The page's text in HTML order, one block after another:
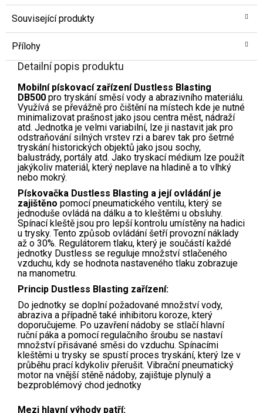
Související produkty
Přílohy
Detailní popis produktu
Mobilní pískovací zařízení Dustless Blasting
DB500 pro tryskání směsí vody a abrazivního materiálu.
Využívá se převážně pro čištění na místech kde je nutné
minimalizovat prašnost jako jsou centra měst, nádraží
atd. Jednotka je velmi variabilní, lze ji nastavit jak pro
odstraňování silných vrstev rzi a barev tak pro šetrné
tryskání historických objektů jako jsou sochy,
balustrády, portály atd. Jako tryskací médium lze použít
jakýkoliv materiál, který neplave na hladině a to vlhký
nebo mokrý.
Pískovačka Dustless Blasting a její ovládání je
zajištěno pomocí pneumatického ventilu, který se
jednoduše ovládá na dálku a to kleštěmi u obsluhy.
Spínací kleště jsou pro lepší kontrolu umístěny na hadici
u trysky. Tento způsob ovládání šetří provozní náklady
až o 30%. Regulátorem tlaku, který je součástí každé
jednotky Dustless se reguluje množství stlačeného
vzduchu, kdy se hodnota nastaveného tlaku zobrazuje
na manometru.
Princip Dustless Blasting zařízení:
Do jednotky se doplní požadované množství vody,
abraziva a případně také inhibitoru koroze, který
doporučujeme. Po uzavření nádoby se stlačí hlavní
ruční páka a pomocí regulačního šroubu se nastaví
množství přisávané směsi do vzduchu. Spínacími
kleštěmi u trysky se spustí proces tryskání, který lze v
průběhu prací kdykoliv přerušit. Vibrační pneumatický
motor na vnější stěně nádoby, zajištuje plynulý a
bezproblémový chod jednotky
Mezi hlavní výhody patří: